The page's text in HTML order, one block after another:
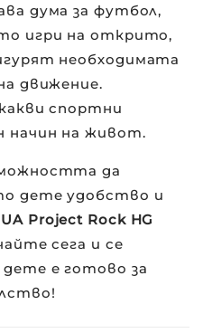
дума за футбол,
игри на открито,
необходимата
движение.
спортни
начин на живот.
да
дете удобство и
Project Rock HG
сега и се
е готово за